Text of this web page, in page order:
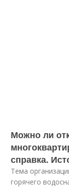
Можно ли
справка.
Тема
горячего